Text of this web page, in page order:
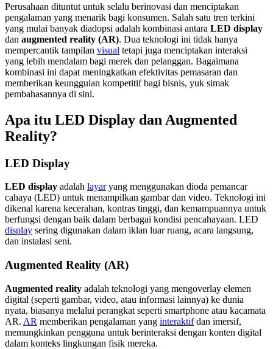
Perusahaan dituntut untuk selalu berinovasi dan menciptakan
pengalaman yang menarik bagi konsumen. Salah satu tren terkini
yang mulai banyak diadopsi adalah kombinasi antara LED display
dan augmented reality (AR). Dua teknologi ini tidak hanya
mempercantik tampilan visual tetapi juga menciptakan interaksi
yang lebih mendalam bagi merek dan pelanggan. Bagaimana
kombinasi ini dapat meningkatkan efektivitas pemasaran dan
memberikan keunggulan kompetitif bagi bisnis, yuk simak
pembahasannya di sini.
Apa itu LED Display dan Augmented
Reality?
LED Display
LED display adalah layaryang menggunakan dioda pemancar
cahaya (LED) untuk menampilkan gambar dan video. Teknologi ini
dikenal karena kecerahan, kontras tinggi, dan kemampuannya untuk
berfungsi dengan baik dalam berbagai kondisi pencahayaan. LED
display sering digunakan dalam iklan luar ruang, acara langsung,
dan instalasi seni.
Augmented Reality (AR)
Augmented reality adalah teknologi yang mengoverlay elemen
digital (seperti gambar, video, atau informasi lainnya) ke dunia
nyata, biasanya melalui perangkat seperti smartphone atau kacamata
AR. AR memberikan pengalaman yang interaktifdan imersif,
memungkinkan pengguna untuk berinteraksi dengan konten digital
dalam konteks lingkungan fisik mereka.